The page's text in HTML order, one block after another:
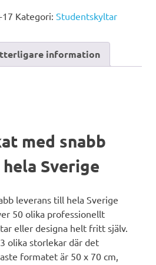
Kategori: Studentskyltar
information
med snabb
Sverige
leverans till hela Sverige
50 olika professionellt
eller designa helt fritt själv.
olika storlekar där det
formatet är 50 x 70 cm,